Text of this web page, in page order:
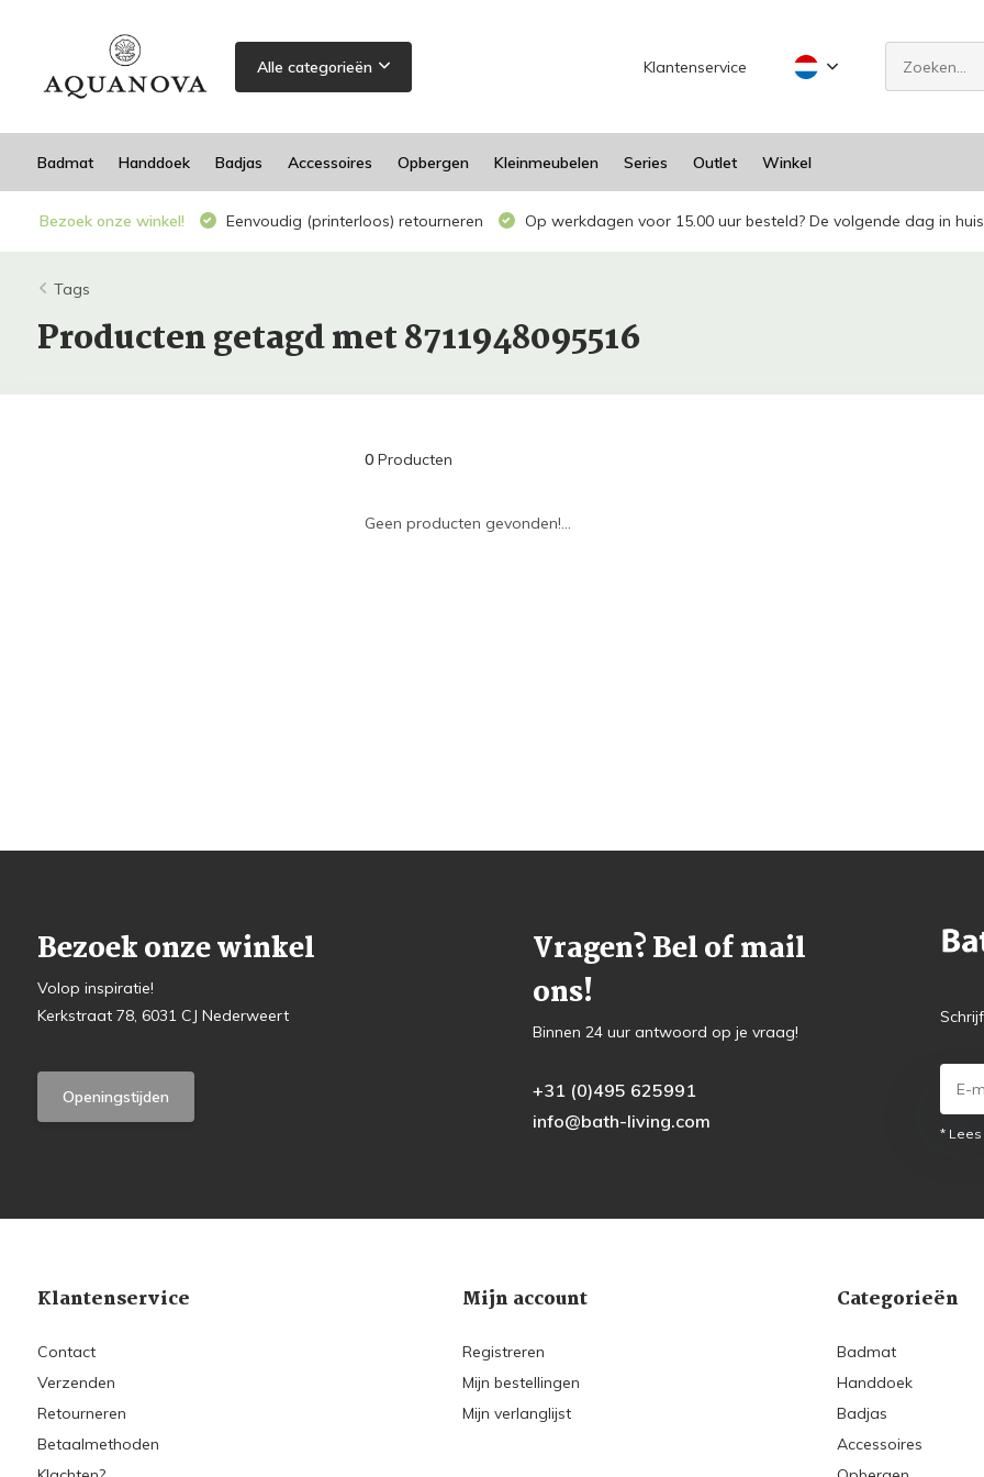
Alle categorieën Klantenservice
Badmat Handdoek Badjas Accessoires Opbergen Kleinmeubelen Series Outlet Winkel
Bezoek onze winkel! Eenvoudig (printerloos) retourneren Op werkdagen voor 15.00 uur besteld? De volgende dag in
Tags
Producten getagd met 8711948095516
0Producten
Geen producten gevonden!...
Bezoek onze winkel
Volop inspiratie!
Kerkstraat 78, 6031 CJ Nederweert
Openingstijden
Vragen? Bel of mail
ons!
Binnen 24 uur antwoord op je vraag!
+31 (0)495 625991
info@bath-living.com
*
Klantenservice
Contact
Verzenden
Retourneren
Betaalmethoden
Mijn account
Registreren
Mijn bestellingen
Mijn verlanglijst
Categorieën
Badmat
Handdoek
Badjas
Accessoires